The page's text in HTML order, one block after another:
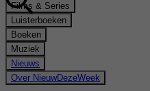
Films & Series
Luisterboeken
Boeken
Muziek
Nieuws
Over NieuwDezeWeek